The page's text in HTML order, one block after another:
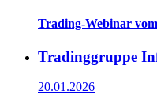
Trading-Webinar
Tradinggruppe
20.01.2026